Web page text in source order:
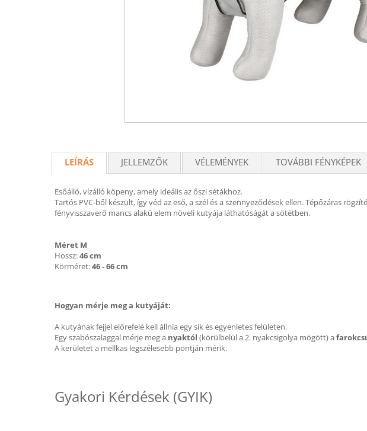
LEÍRÁS JELLEMZŐK VÉLEMÉNYEK TOVÁBBI FÉNYKÉPEK
Esőálló, vízálló köpeny, amely ideális az őszi sétákhoz.
Tartós PVC-ből készült, így véd az eső, a szél és a szennyeződések ellen. Tépőzáras
fényvisszaverő mancs alakú elem növeli kutyája láthatóságát a sötétben.
Méret M
Hossz:46 cm
Körméret:46 - 66 cm
Hogyan mérje meg a kutyáját:
A kutyának fejjel előrefelé kell állnia egy sík és egyenletes felületen.
Egy szabószalaggal mérje meg a nyaktól (körülbelül a 2. nyakcsigolya mögött) a
A kerületet a mellkas legszélesebb pontján mérik.
Gyakori Kérdések (GYIK)